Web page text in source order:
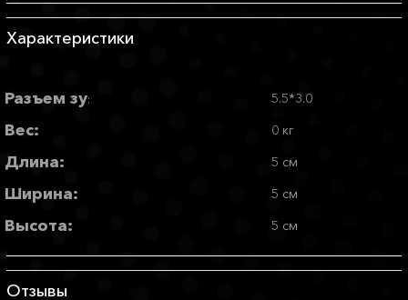
Характеристики
Разъем зу: 5.5*3.0
Вес: 0 кг
Длина: 5 см
Ширина: 5 см
Высота: 5 см
Отзывы